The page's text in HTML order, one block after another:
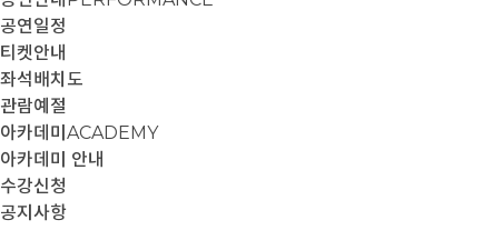
공연일정
티켓안내
좌석배치도
관람예절
아카데미 ACADEMY
아카데미 안내
수강신청
공지사항